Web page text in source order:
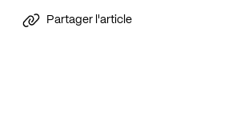
Partager l'article